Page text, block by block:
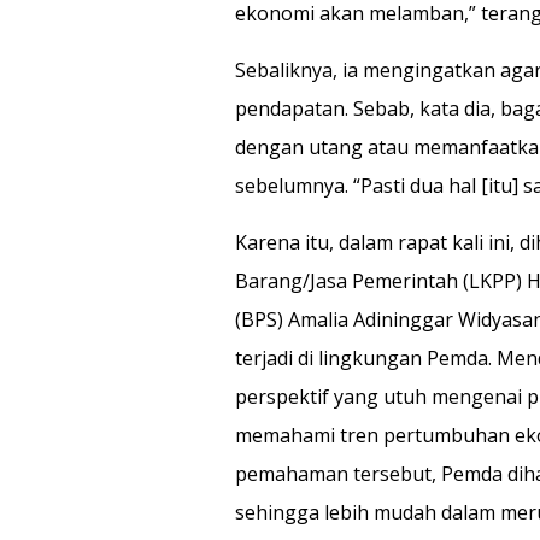
ekonomi akan melamban,”
Sebaliknya, ia mengingatkan
pendapatan. Sebab, kata dia,
dengan utang atau
sebelumnya. “Pasti dua hal [itu]
Karena itu, dalam rapat kali ini,
Barang/Jasa Pemerintah (LKPP)
(BPS) Amalia Adininggar
terjadi di lingkungan Pemda.
perspektif yang utuh mengenai
memahami tren pertumbuhan
pemahaman tersebut, Pemda
sehingga lebih mudah dalam